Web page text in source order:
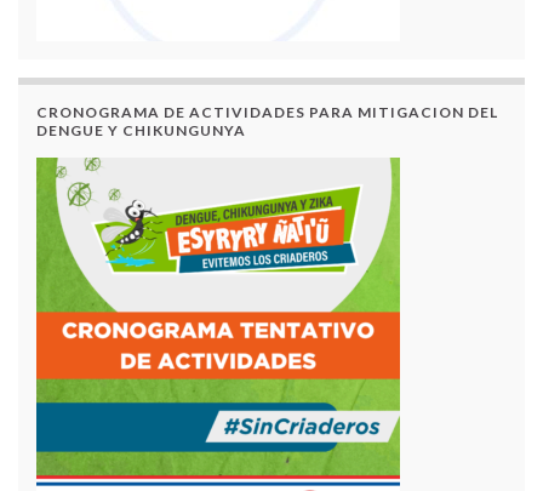
CRONOGRAMA DE ACTIVIDADES PARA MITIGACION DEL
DENGUE Y CHIKUNGUNYA